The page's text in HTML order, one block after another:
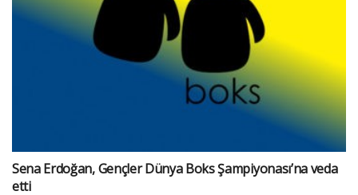
Sena Erdoğan, Gençler Dünya Boks Şampiyonası’na veda
etti